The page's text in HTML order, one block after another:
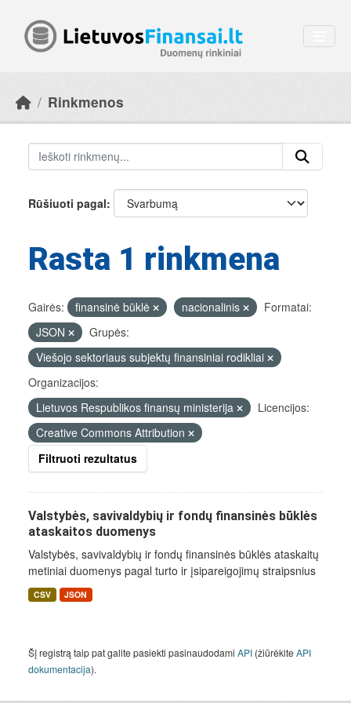
Rinkmenos
Rūšiuoti pagal
Rasta 1 rinkmena
Gairės: finansinė būklė nacionalinis
Formatai:
JSON
Grupės:
Viešojo sektoriaus subjektų finansiniai rodikliai
Organizacijos:
Lietuvos Respublikos finansų ministerija
Licencijos:
Creative Commons Attribution
Filtruoti rezultatus
Valstybės, savivaldybių ir fondų finansinės būklės
ataskaitos duomenys
Valstybės, savivaldybių ir fondų finansinės būklės ataskaitų
metiniai duomenys pagal turto ir įsipareigojimų straipsnius
CSV JSON
Šį registrą taip pat galite pasiekti pasinaudodami API (žiūrėkiteAPI
dokumentacija).